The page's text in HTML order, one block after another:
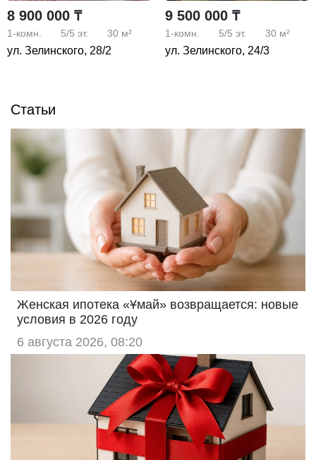
8 900 000 ₸
1-комн. 5/5 эт. 30 м²
ул. Зелинского, 28/2
9 500 000 ₸
1-комн. 5/5 эт. 30 м²
ул. Зелинского, 24/3
Статьи
Женская ипотека «Ұмай» возвращается: новые
условия в 2026 году
6 августа 2026, 08:20